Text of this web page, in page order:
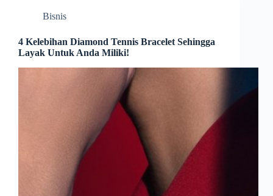
Bisnis
4 Kelebihan Diamond Tennis Bracelet Sehingga
Layak Untuk Anda Miliki!